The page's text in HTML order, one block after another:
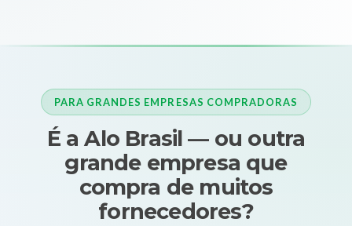
PARA GRANDES EMPRESAS COMPRADORAS
É a Alo Brasil — ou outra
grande empresa que
compra de muitos
fornecedores?